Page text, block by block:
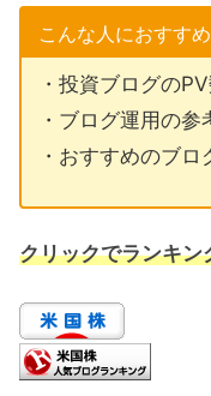
こんな人におすす
・投資ブログの
・ブログ運用の参
・おすすめのブ
クリックでランキン